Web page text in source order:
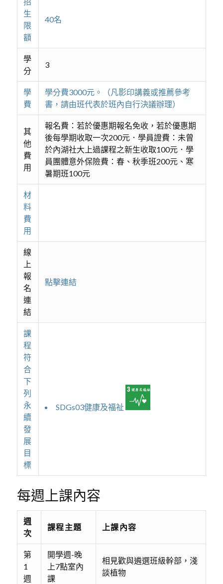
生
限
額
40名
學
分
3
學
費
學分費3000元。（凡影印講義或推薦參考
書，請由班代表於班內自行決議辦理）
其
他
費
用
報名費：若於優惠期報名免收，若於優惠期
後每學期收取一次200元．學員證費：未曾
於內湖社大上過課程之新生收取100元．學
員團體意外保險費：春、秋季班200元、寒
暑期班100元
材
料
費
用
線
上
報
名
連
結
點擊連結
課
程
符
合
下
列
永
續
發
展
目
標
SDGs03健康及福祉
每週上課內容
週
次
課程主題 上課內容
第
1
週
開學週-晚
上7點室內
課
相見歡與遴選班級幹部，淺
談植物